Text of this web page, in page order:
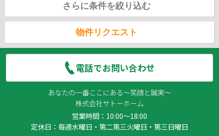
さらに条件を絞り込む
物件リクエスト
電話でお問い合わせ
あなたの一番ここにある～笑顔と誠実～
株式会社サトーホーム
営業時間：10:00～18:00
定休日：毎週水曜日・第二第三火曜日・第三日曜日